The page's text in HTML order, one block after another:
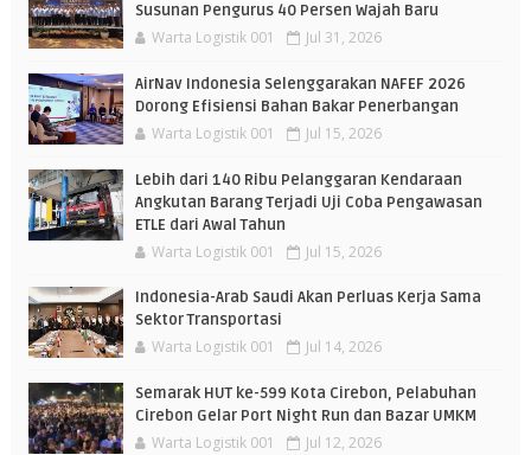
Susunan Pengurus 40 Persen Wajah Baru
Warta Logistik 001 Jul 31, 2026
AirNav Indonesia Selenggarakan NAFEF 2026
Dorong Efisiensi Bahan Bakar Penerbangan
Warta Logistik 001 Jul 15, 2026
Lebih dari 140 Ribu Pelanggaran Kendaraan
Angkutan Barang Terjadi Uji Coba Pengawasan
ETLE dari Awal Tahun
Warta Logistik 001 Jul 15, 2026
Indonesia-Arab Saudi Akan Perluas Kerja Sama
Sektor Transportasi
Warta Logistik 001 Jul 14, 2026
Semarak HUT ke-599 Kota Cirebon, Pelabuhan
Cirebon Gelar Port Night Run dan Bazar UMKM
Warta Logistik 001 Jul 12, 2026